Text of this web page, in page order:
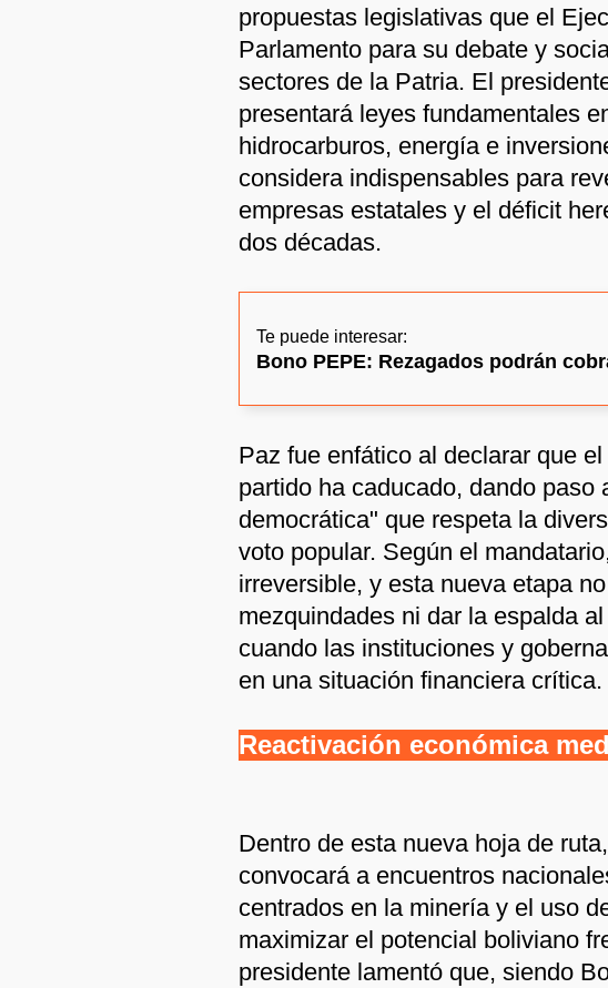
propuestas legislativas que el
Parlamento para su debate y
sectores de la Patria. El
presentará leyes fundamentales
hidrocarburos, energía e
considera indispensables para
empresas estatales y el déficit
dos décadas.
Te puede interesar:
Bono PEPE: Rezagados podrán
Paz fue enfático al declarar que
partido ha caducado, dando paso
democrática" que respeta la
voto popular. Según el
irreversible, y esta nueva etapa
mezquindades ni dar la espalda
cuando las instituciones y
en una situación financiera crítica.
Reactivación económica
Dentro de esta nueva hoja de
convocará a encuentros
centrados en la minería y el uso
maximizar el potencial boliviano
presidente lamentó que, siendo